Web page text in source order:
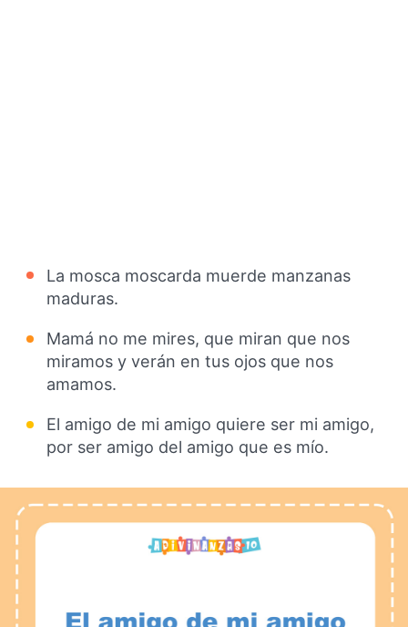
La mosca moscarda muerde manzanas
maduras.
Mamá no me mires, que miran que nos
miramos y verán en tus ojos que nos
amamos.
El amigo de mi amigo quiere ser mi amigo,
por ser amigo del amigo que es mío.